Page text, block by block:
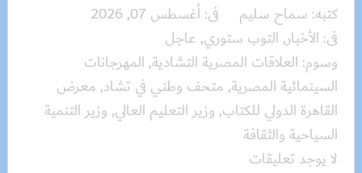
كتبه: سماح سليم فى:أغسطس 07, 2026
فى: الأخبار, التوب ستوري, عاجل
وسوم: العلاقات المصرية التشادية, المهرجانات
السينمائية المصرية, متحف وطني في تشاد, معرض
القاهرة الدولي للكتاب, وزير التعليم العالي, وزير التنمية
السياحية والثقافة
لا يوجد تعليقات